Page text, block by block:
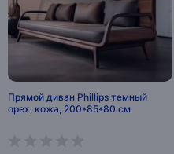
Прямой диван Phillips темный
орех, кожа, 200*85*80 см